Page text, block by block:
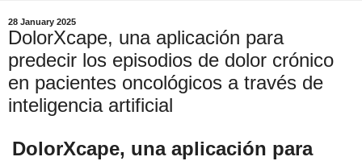
28 January 2025
DolorXcape, una aplicación para
predecir los episodios de dolor crónico
en pacientes oncológicos a través de
inteligencia artificial
DolorXcape, una aplicación para